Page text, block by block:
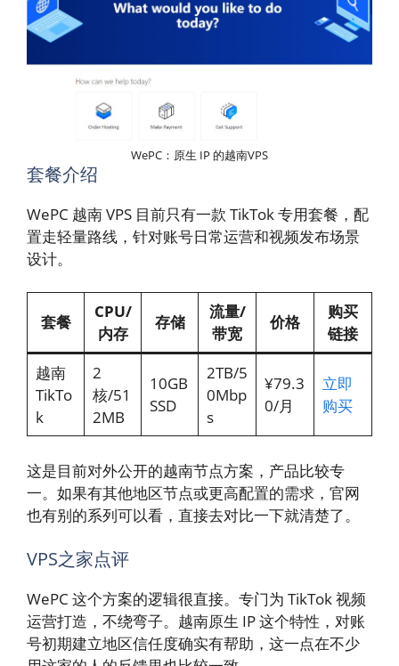
WePC：原生 IP 的越南VPS
套餐介绍
WePC 越南 VPS 目前只有一款 TikTok 专用套餐，配
置走轻量路线，针对账号日常运营和视频发布场景
设计。
套餐
CPU/
内存
存储
流量/
带宽
价格
购买
链接
越南
TikTo
k
2
核/51
2MB
10GB
SSD
2TB/5
0Mbp
s
¥79.3
0/月
立即
购买
这是目前对外公开的越南节点方案，产品比较专
一。如果有其他地区节点或更高配置的需求，官网
也有别的系列可以看，直接去对比一下就清楚了。
VPS之家点评
WePC 这个方案的逻辑很直接。专门为 TikTok 视频
运营打造，不绕弯子。越南原生 IP 这个特性，对账
号初期建立地区信任度确实有帮助，这一点在不少